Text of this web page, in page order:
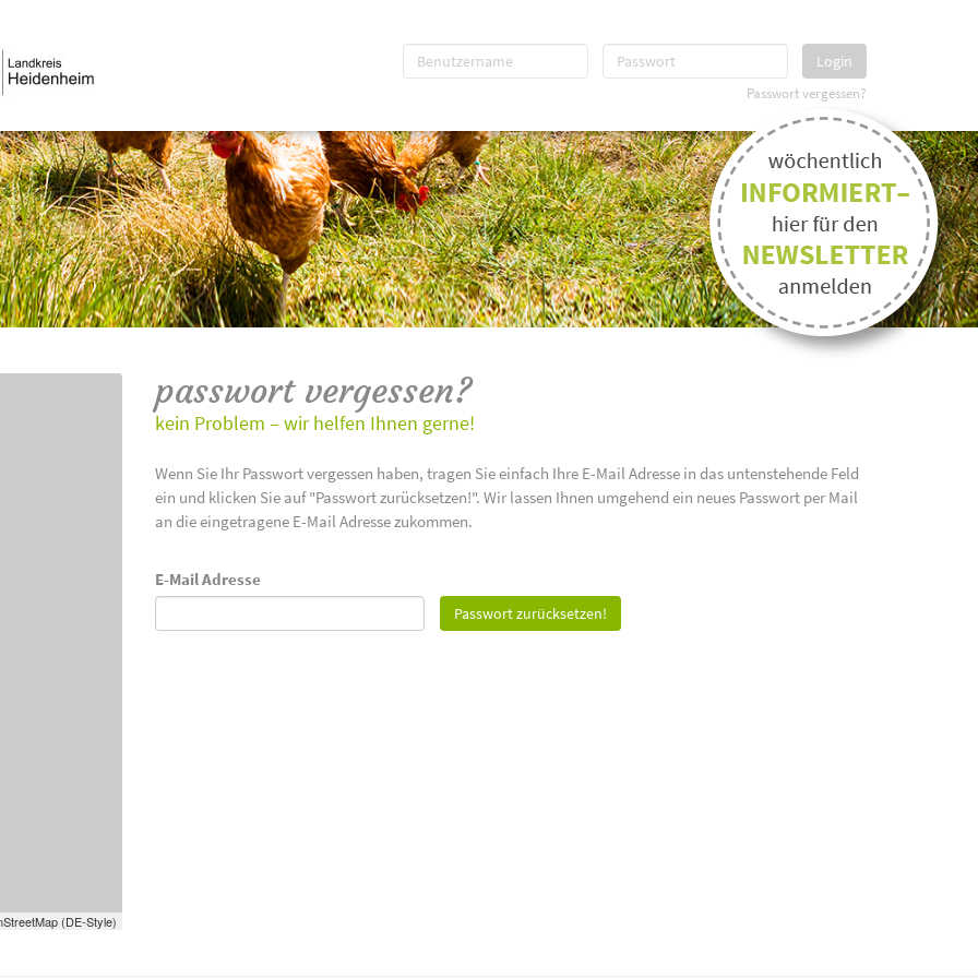
Login
Passwort vergessen?
(DE-Style)
passwort vergessen?
kein Problem – wir helfen Ihnen gerne!
Wenn Sie Ihr Passwort vergessen haben, tragen Sie einfach Ihre E-Mail Adresse in das untenstehende Feld
ein und klicken Sie auf "Passwort zurücksetzen!". Wir lassen Ihnen umgehend ein neues Passwort per Mail
an die eingetragene E-Mail Adresse zukommen.
E-Mail Adresse
Passwort zurücksetzen!